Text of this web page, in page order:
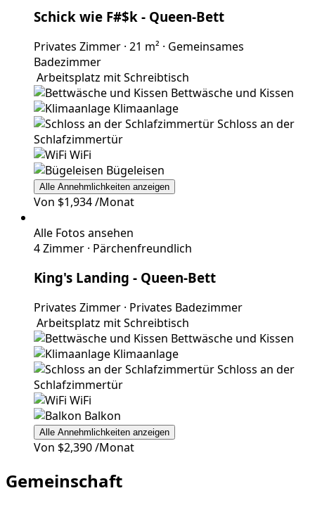
Schick wie F#$k - Queen-Bett
Privates Zimmer · 21 m² · Gemeinsames
Badezimmer
Arbeitsplatz mit Schreibtisch
Bettwäsche und Kissen
Klimaanlage
Schloss an der
Schlafzimmertür
WiFi
Bügeleisen
Alle Annehmlichkeiten anzeigen
Von $1,934/Monat
Alle Fotos ansehen
4 Zimmer · Pärchenfreundlich
King's Landing - Queen-Bett
Privates Zimmer · Privates Badezimmer
Arbeitsplatz mit Schreibtisch
Bettwäsche und Kissen
Klimaanlage
Schloss an der
Schlafzimmertür
WiFi
Balkon
Alle Annehmlichkeiten anzeigen
Von $2,390/Monat
Gemeinschaft